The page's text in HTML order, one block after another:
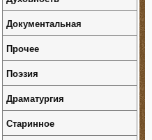
Документальная
Прочее
Поэзия
Драматургия
Старинное